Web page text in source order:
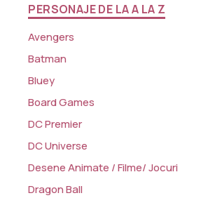
PERSONAJE DE LA A LA Z
Avengers
Batman
Bluey
Board Games
DC Premier
DC Universe
Desene Animate / Filme/ Jocuri
Dragon Ball